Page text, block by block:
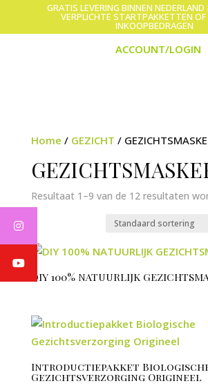
GRATIS LEVERING BINNEN
VERPLICHTE STARTPAKKETTEN
INKOOPBEDRAGEN
ACCOUNT/LOGIN
Home / GEZICHT /
Resultaat 1–9 van de 12 resultaten
DIY 100% NATUURLIJK
Introductiepakket
Gezichtsverzorging Origineel